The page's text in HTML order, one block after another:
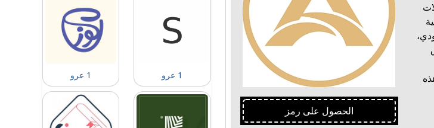
بسعر 99 ريال سعودي،
الحصول على رمز
1 عرو 1 عرو